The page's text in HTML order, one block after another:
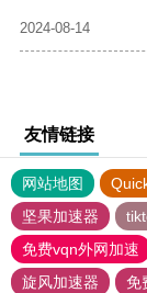
2024-08-14
友情链接
网站地图
坚果加速器
免费vqn外网加速
旋风加速器
免